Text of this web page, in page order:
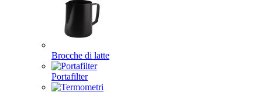
Brocche di latte
Portafilter